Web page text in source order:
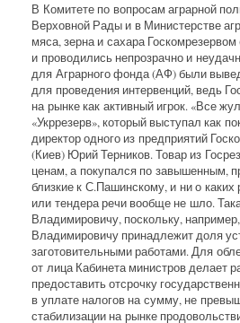
В Комитете по вопросам аграрной
Верховной Рады и в Министерстве
мяса, зерна и сахара
и проводились непрозрачно и
для Аграрного фонда (АФ) были
для проведения интервенций, ведь
на рынке как активный игрок. «Все
«Укррезерв», который выступал как
директор одного из предприятий
(Киев) Юрий Терников. Товар из
ценам, а покупался по завышенным,
близкие к С.Пашинскому, и ни о каких
или тендера речи вообще не шло.
Владимировичу, поскольку,
Владимировичу принадлежит доля
заготовительными работами. Для
от лица Кабинета министров делает
предоставить отсрочку
в уплате налогов на сумму, не
стабилизации на рынке